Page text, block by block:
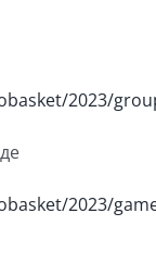
2023/
2023/